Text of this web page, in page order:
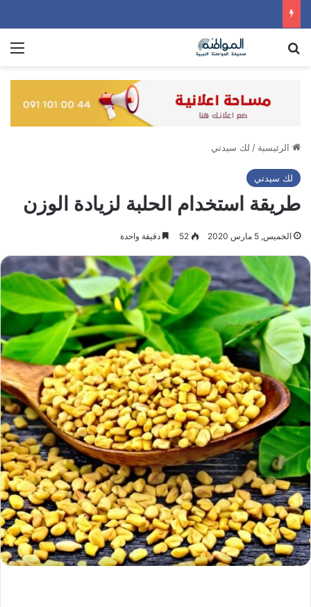
الرئيسية / لك سيدتي
لك سيدتي
طريقة استخدام الحلبة لزيادة الوزن
الخميس, 5 مارس 2020 52 دقيقة واحدة